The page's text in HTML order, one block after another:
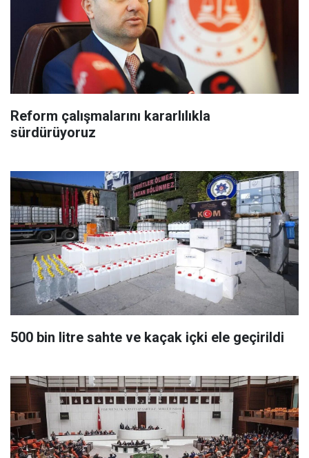
Reform çalışmalarını kararlılıkla
sürdürüyoruz
500 bin litre sahte ve kaçak içki ele geçirildi